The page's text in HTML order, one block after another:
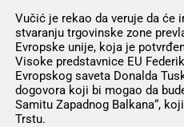
Vučić je rekao da veruje da će
stvaranju trgovinske zone
Evropske unije, koja je
Visoke predstavnice EU
Evropskog saveta Donalda
dogovora koji bi mogao da
Samitu Zapadnog Balkana“,
Trstu.